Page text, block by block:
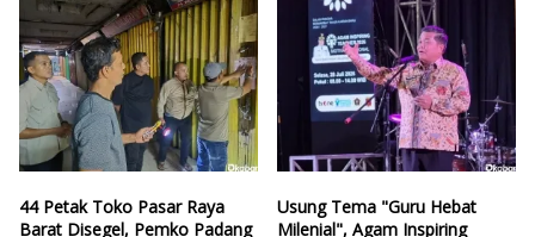
44 Petak Toko Pasar Raya
Barat Disegel, Pemko Padang
Usung Tema "Guru Hebat
Milenial", Agam Inspiring